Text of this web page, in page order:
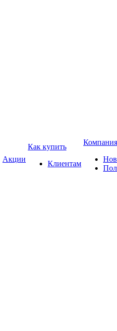
Акции
Как купить
Клиентам
Компания